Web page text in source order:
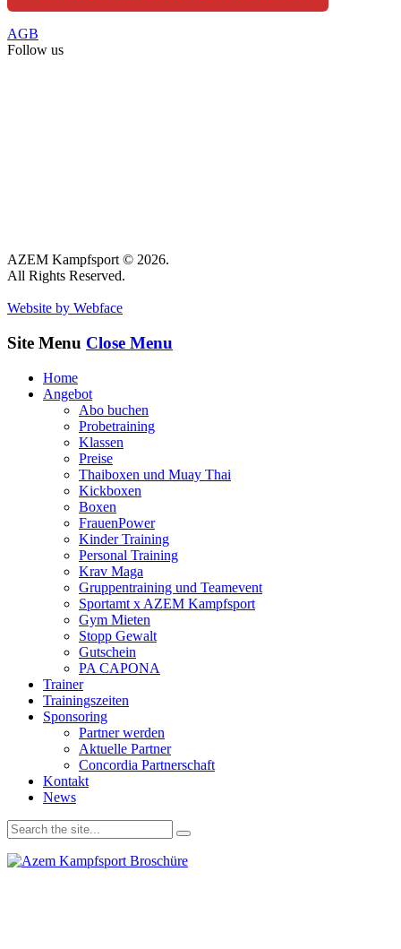
AGB
Follow us
AZEM Kampfsport © 2026.
All Rights Reserved.
Website by Webface
Site Menu Close Menu
Home
Angebot
Abo buchen
Probetraining
Klassen
Preise
Thaiboxen und Muay Thai
Kickboxen
Boxen
FrauenPower
Kinder Training
Personal Training
Krav Maga
Gruppentraining und Teamevent
Sportamt x AZEM Kampfsport
Gym Mieten
Stopp Gewalt
Gutschein
PA CAPONA
Trainer
Trainingszeiten
Sponsoring
Partner werden
Aktuelle Partner
Concordia Partnerschaft
Kontakt
News